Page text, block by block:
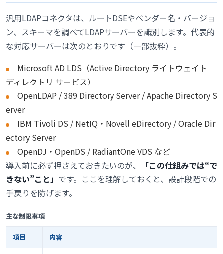
汎用LDAPコネクタは、ルートDSEやベンダー名・バージョ
ン、スキーマを調べてLDAPサーバーを識別します。代表的
な対応サーバーは次のとおりです（一部抜粋）。
Microsoft AD LDS（Active Directory ライトウェイト
ディレクトリ サービス）
OpenLDAP / 389 Directory Server / Apache Directory S
erver
IBM Tivoli DS / NetIQ・Novell eDirectory / Oracle Dir
ectory Server
OpenDJ・OpenDS / RadiantOne VDS など
導入前に必ず押さえておきたいのが、
「この仕組みでは“で
きない”こと」 です。ここを理解しておくと、設計段階での
手戻りを防げます。
主な制限事項
項目 内容